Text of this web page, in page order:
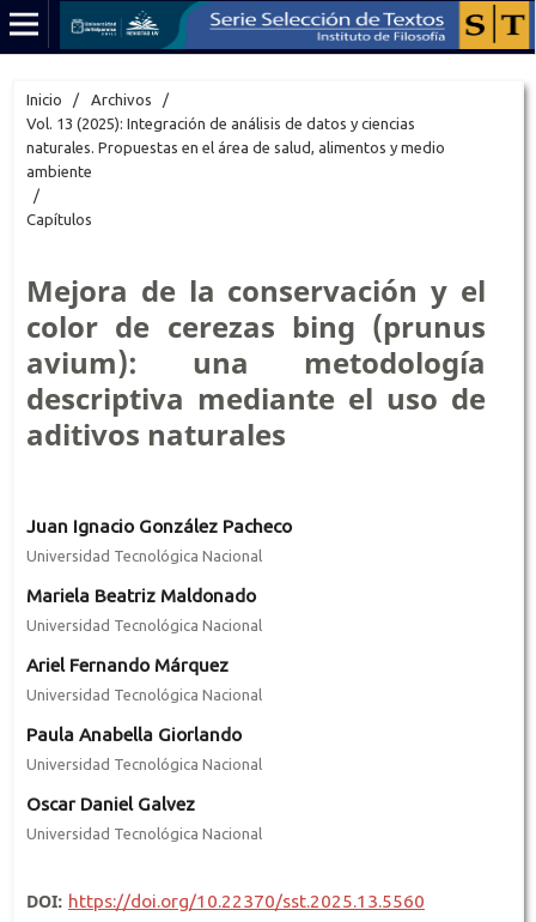
Inicio / Archivos
/
Vol. 13 (2025): Integración de análisis de datos y ciencias
naturales. Propuestas en el área de salud, alimentos y medio
ambiente
/
Capítulos
Mejora de la conservación y el
color de cerezas bing (prunus
avium): una metodología
descriptiva mediante el uso de
aditivos naturales
Juan Ignacio González Pacheco
Universidad Tecnológica Nacional
Mariela Beatriz Maldonado
Universidad Tecnológica Nacional
Ariel Fernando Márquez
Universidad Tecnológica Nacional
Paula Anabella Giorlando
Universidad Tecnológica Nacional
Oscar Daniel Galvez
Universidad Tecnológica Nacional
DOI: https://doi.org/10.22370/sst.2025.13.5560